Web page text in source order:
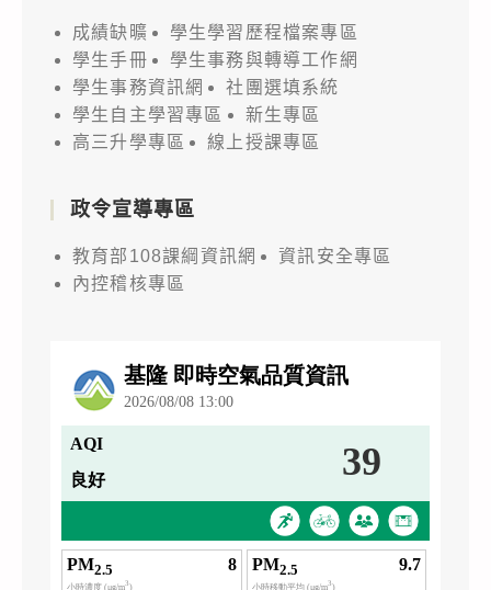
成績缺曠
學生學習歷程檔案專區
學生手冊
學生事務與轉導工作網
學生事務資訊網
社團選填系統
學生自主學習專區
新生專區
高三升學專區
線上授課專區
政令宣導專區
教育部108課綱資訊網
資訊安全專區
內控稽核專區